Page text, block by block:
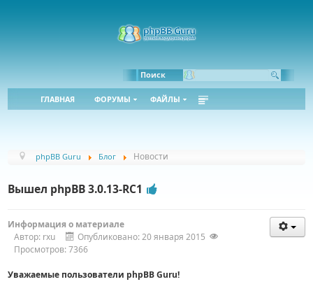
Поиск
ГЛАВНАЯ ФОРУМЫ ФАЙЛЫ
phpBB Guru Блог Новости
Вышел phpBB 3.0.13-RC1
Информация о материале
Автор: rxu
Опубликовано: 20 января 2015
Просмотров: 7366
Уважаемые пользователи phpBB Guru!